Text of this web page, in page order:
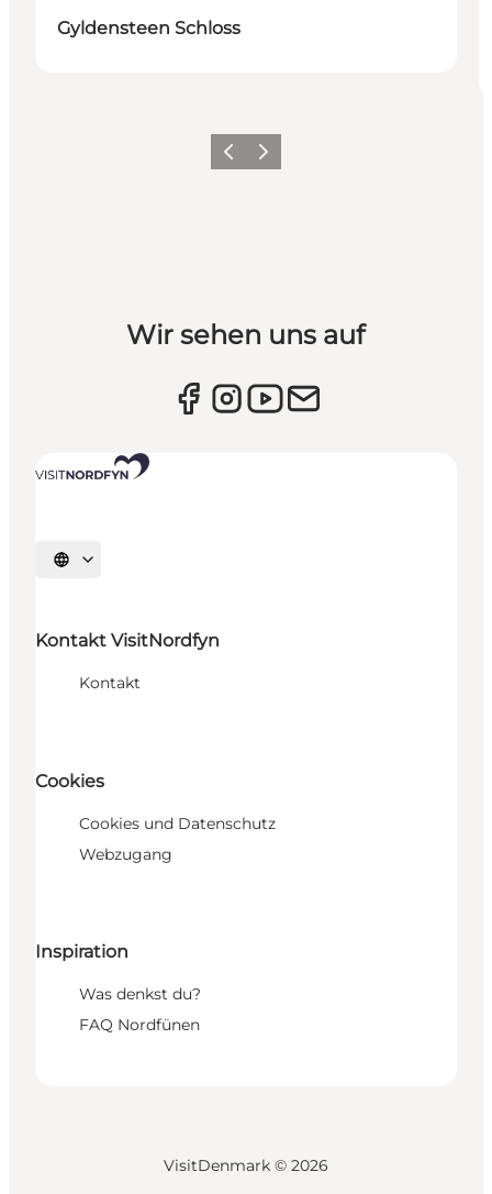
Gyldensteen Schloss
Vorherige Folie
Nächste Folie
Wir sehen uns auf
Sprache auswählen
Kontakt VisitNordfyn
Kontakt
Cookies
Cookies und Datenschutz
Webzugang
Inspiration
Was denkst du?
FAQ Nordfünen
VisitDenmark © 2026